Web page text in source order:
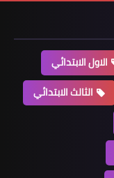
الاول الابتدائي
الثالث الابتدائي